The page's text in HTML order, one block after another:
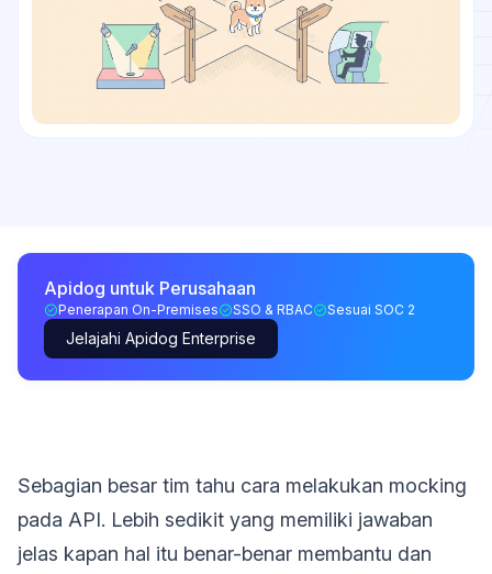
Apidog untuk Perusahaan
Penerapan On-Premises SSO & RBAC Sesuai SOC 2
Jelajahi Apidog Enterprise
Sebagian besar tim tahu cara melakukan mocking
pada API. Lebih sedikit yang memiliki jawaban
jelas kapan hal itu benar-benar membantu dan